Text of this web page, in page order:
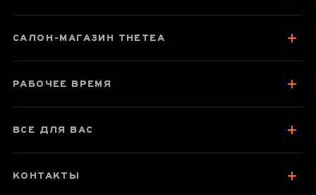
Паспорт товара
Про чай
Отзывы чаеманов
САЛОН-МАГАЗИН THETEA
РАБОЧЕЕ ВРЕМЯ
ВСЕ ДЛЯ ВАС
КОНТАКТЫ